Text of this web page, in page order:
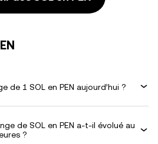
de 1 SOL en PEN aujourd’hui ?
de SOL en PEN a-t-il évolué au
?